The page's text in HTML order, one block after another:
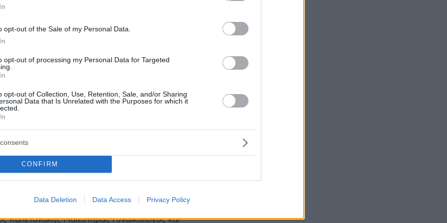
opt-out of the Sale of my Personal Data.
opt-out of processing my Personal Data for Targeted
opt-out of Collection, Use, Retention, Sale, and/or Sharing
Data that Is Unrelated with the Purposes for which it
CONFIRM
Data Deletion Data Access Privacy Policy
και τις περιφέρειες που ερημώνουν
Η Ελλάδα γερνάει με
– Τα σενάρια έως το 2050
γεννήσεις και επιτάχυνση της γήρανσης, με
πίεση να εντείνεται τόσο στα αστικά κέντρα όσο
- Ο καθηγητής εξηγεί
Τα ανησυχητικά
– Πότε και πώς
Καπετανάκης Μαιευτήρας Γυναικολόγος και